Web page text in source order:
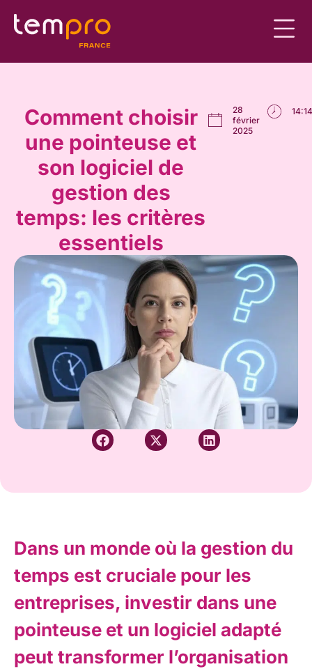
28
février
2025
14:14
Comment choisir
une pointeuse et
son logiciel de
gestion des
temps: les critères
essentiels
Dans un monde où la gestion du
temps est cruciale pour les
entreprises, investir dans une
pointeuse et un logiciel adapté
peut transformer l’organisation